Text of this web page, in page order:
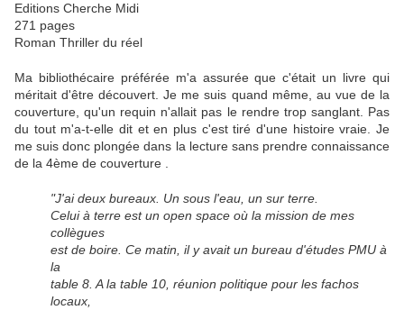
Editions Cherche Midi
271 pages
Roman Thriller du réel
Ma bibliothécaire préférée m'a assurée que c'était un livre qui
méritait d'être découvert. Je me suis quand même, au vue de la
couverture, qu'un requin n'allait pas le rendre trop sanglant. Pas
du tout m'a-t-elle dit et en plus c'est tiré d'une histoire vraie. Je
me suis donc plongée dans la lecture sans prendre connaissance
de la 4ème de couverture .
"J'ai deux bureaux. Un sous l'eau, un sur terre.
Celui à terre est un open space où la mission de mes
collègues
est de boire. Ce matin, il y avait un bureau d'études PMU à
la
table 8. A la table 10, réunion politique pour les fachos
locaux,